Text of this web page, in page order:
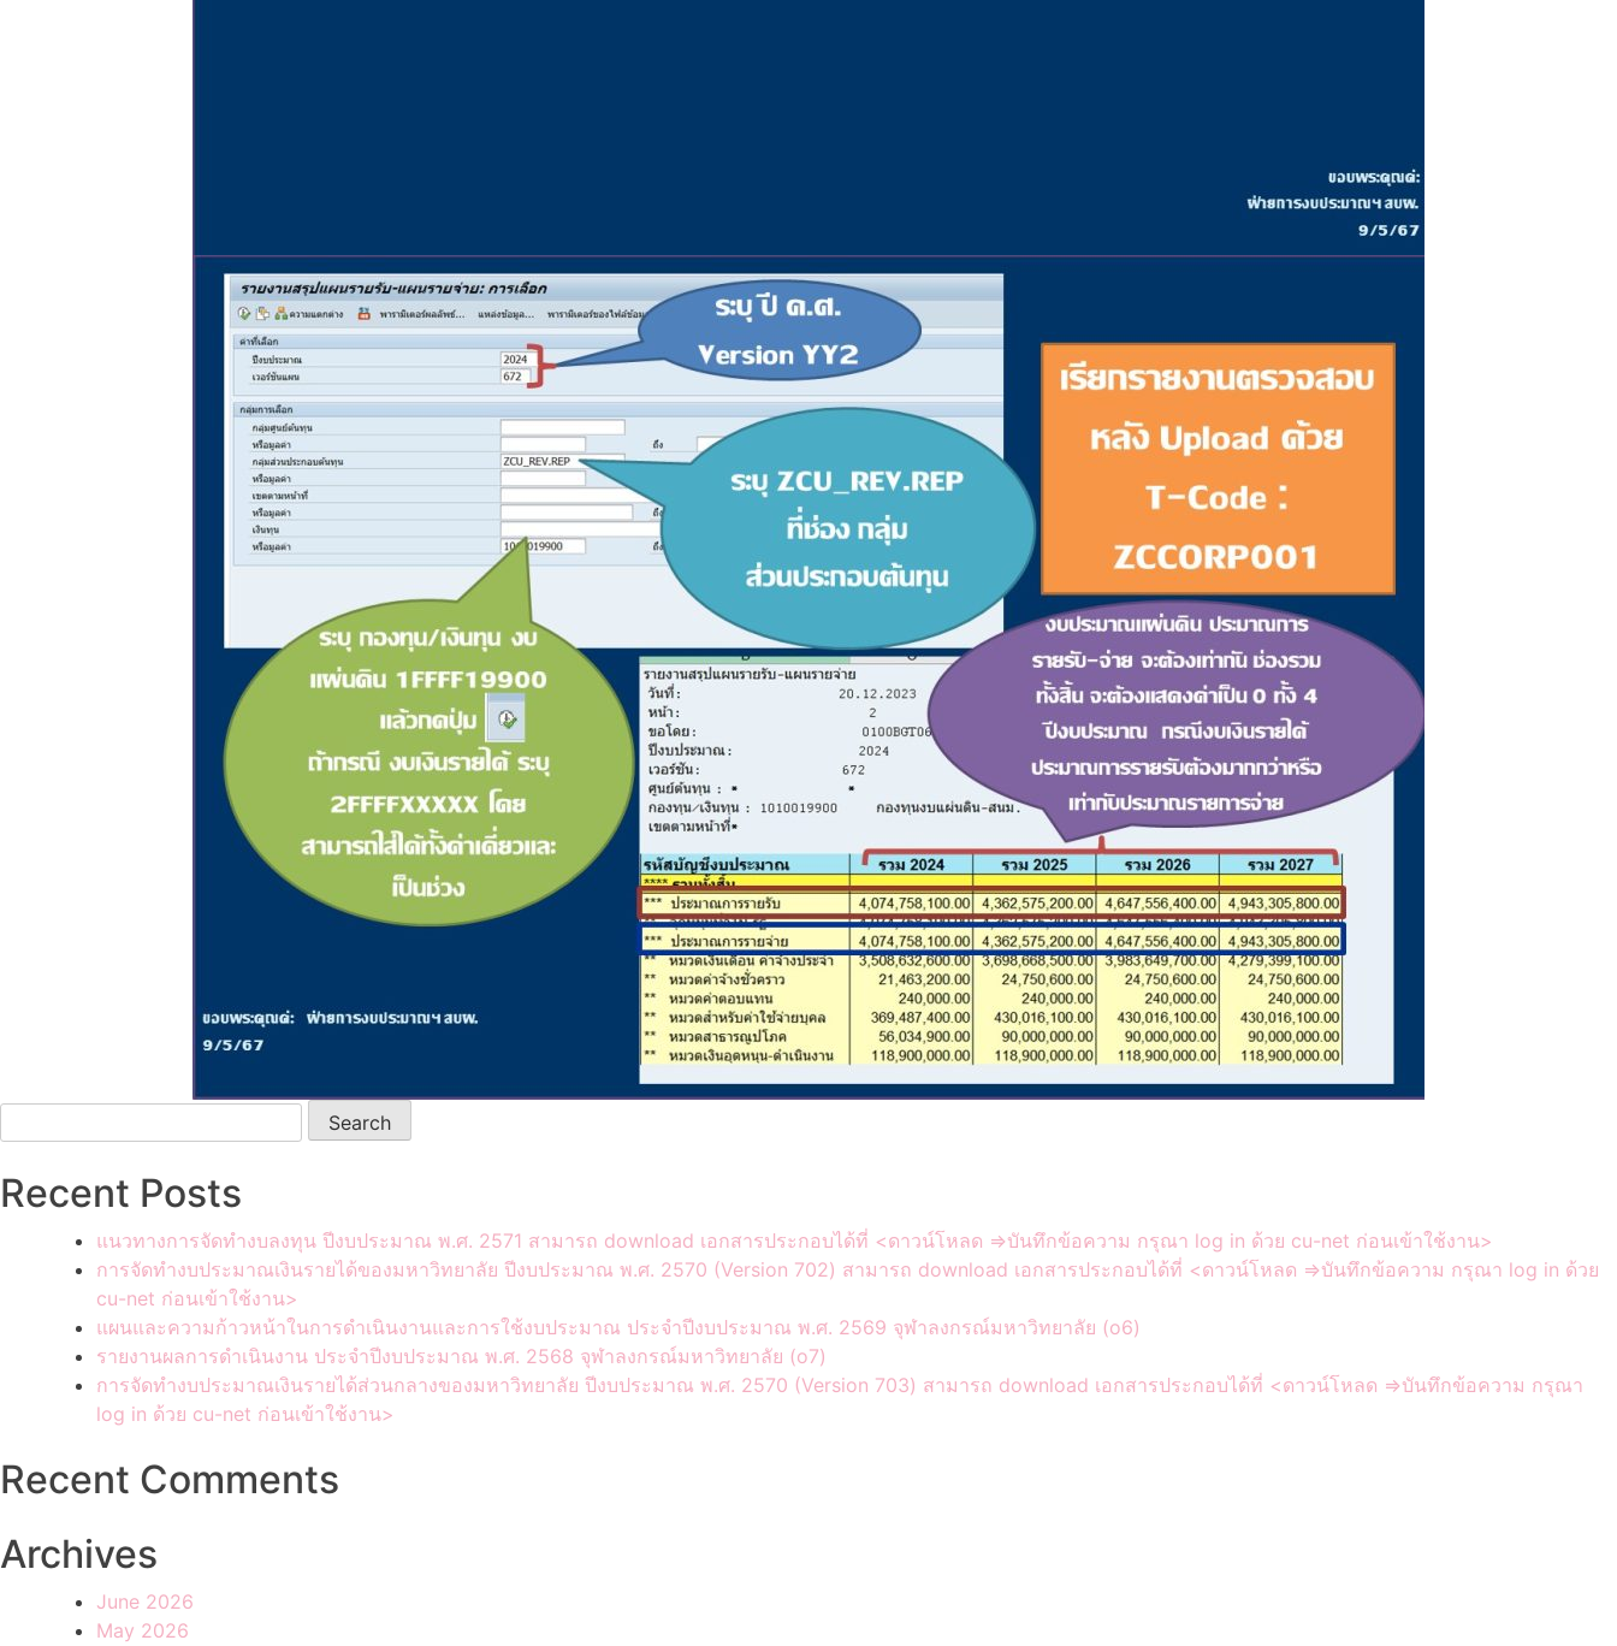
for:
Recent Posts
แนวทางการจัดทำงบลงทุน ปีงบประมาณ พ.ศ. 2571 สามารถ download เอกสารประกอบได้ที่ <ดาวน์โหลด =>บันทึกข้อความ กรุณา log in ด้วย cu-net ก่อนเข้าใช้งาน>
การจัดทำงบประมาณเงินรายได้ของมหาวิทยาลัย ปีงบประมาณ พ.ศ. 2570 (Version 702) สามารถ download เอกสารประกอบได้ที่ <ดาวน์โหลด =>บันทึกข้อความ กรุณา log in ด้วย
cu-net ก่อนเข้าใช้งาน>
แผนและความก้าวหน้าในการดำเนินงานและการใช้งบประมาณ ประจำปีงบประมาณ พ.ศ. 2569 จุฬาลงกรณ์มหาวิทยาลัย (o6)
รายงานผลการดำเนินงาน ประจำปีงบประมาณ พ.ศ. 2568 จุฬาลงกรณ์มหาวิทยาลัย (o7)
การจัดทำงบประมาณเงินรายได้ส่วนกลางของมหาวิทยาลัย ปีงบประมาณ พ.ศ. 2570 (Version 703) สามารถ download เอกสารประกอบได้ที่ <ดาวน์โหลด =>บันทึกข้อความ กรุณา
log in ด้วย cu-net ก่อนเข้าใช้งาน>
Recent Comments
Archives
June 2026
May 2026